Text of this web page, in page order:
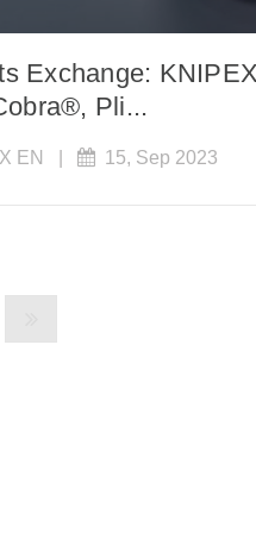
Exchange:
Pli...
EN | 15, Sep 2023